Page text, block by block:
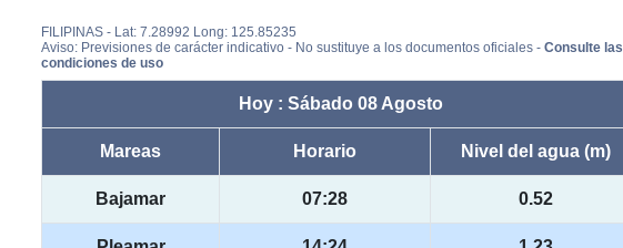
FILIPINAS - Lat: 7.28992 Long: 125.85235
Aviso: Previsiones de carácter indicativo - No sustituye a los documentos oficiales - Consulte las
condiciones de uso
Hoy : Sábado 08 Agosto
Mareas Horario Nivel del agua (m)
Bajamar 07:28 0.52